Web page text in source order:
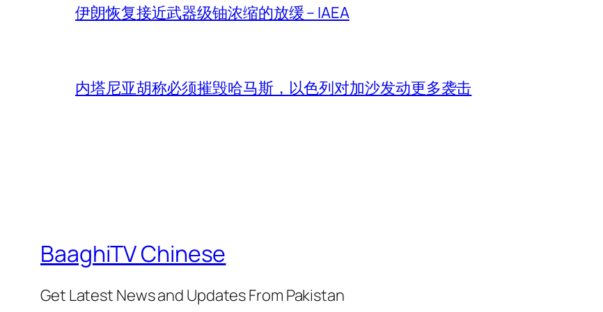
伊朗恢复接近武器级铀浓缩的放缓 – IAEA
内塔尼亚胡称必须摧毁哈马斯，以色列对加沙发动更多袭击
BaaghiTV Chinese
Get Latest News and Updates From Pakistan